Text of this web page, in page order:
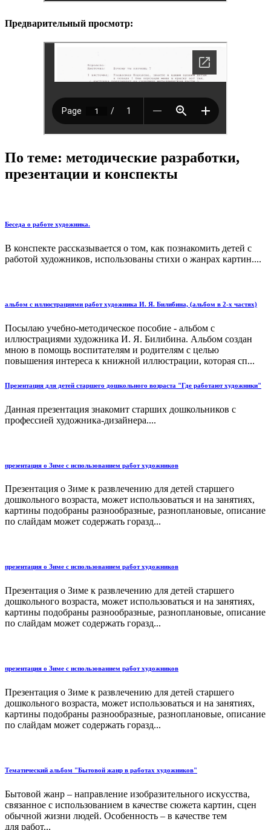
Предварительный просмотр:
По теме: методические разработки,
презентации и конспекты
Беседа о работе художника.
В конспекте рассказывается о том, как познакомить детей с
работой художников, использованы стихи о жанрах картин....
альбом с иллюстрациями работ художника И. Я. Билибина, (альбом в 2-х частях)
Посылаю учебно-методическое пособие - альбом с
иллюстрациями художника И. Я. Билибина. Альбом создан
мною в помощь воспитателям и родителям с целью
повышения интереса к книжной иллюстрации, которая сп...
Презентация для детей старшего дошкольного возраста "Где работают художники"
Данная презентация знакомит старших дошкольников с
профессией художника-дизайнера....
презентация о Зиме с использованием работ художников
Презентация о Зиме к развлечению для детей старшего
дошкольного возраста, может использоваться и на занятиях,
картины подобраны разнообразные, разноплановые, описание
по слайдам может содержать горазд...
презентация о Зиме с использованием работ художников
Презентация о Зиме к развлечению для детей старшего
дошкольного возраста, может использоваться и на занятиях,
картины подобраны разнообразные, разноплановые, описание
по слайдам может содержать горазд...
презентация о Зиме с использованием работ художников
Презентация о Зиме к развлечению для детей старшего
дошкольного возраста, может использоваться и на занятиях,
картины подобраны разнообразные, разноплановые, описание
по слайдам может содержать горазд...
Тематический альбом "Бытовой жанр в работах художников"
Бытовой жанр – направление изобразительного искусства,
связанное с использованием в качестве сюжета картин, сцен
обычной жизни людей. Особенность – в качестве тем
для работ...